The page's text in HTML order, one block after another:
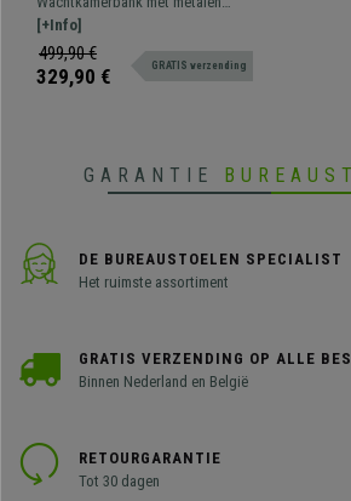
Dikke Vulling, Oranje
structuur. 108x50 cm Zeer
resistent, groot comfort en dikke
vulling. Verkrijgbaar in
[+Info]
499,90 €
329,90 € GRATIS verzending
GARANTIE
DE BUREAUSTOELEN SPECIALIST
Het ruimste assortiment
GRATIS VERZENDING OP ALLE
Binnen Nederland en België
RETOURGARANTIE
Tot 30 dagen